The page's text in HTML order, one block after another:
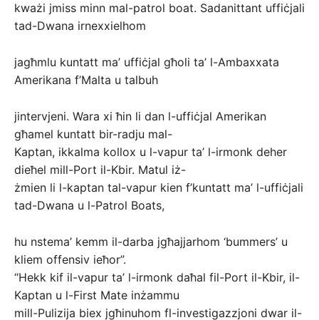
kważi jmiss minn mal-patrol boat. Sadanittant uffiċjali
tad-Dwana irnexxielhom
jagħmlu kuntatt ma’ uffiċjal għoli ta’ l-Ambaxxata
Amerikana f’Malta u talbuh
jintervjeni. Wara xi ħin li dan l-uffiċjal Amerikan
għamel kuntatt bir-radju mal-
Kaptan, ikkalma kollox u l-vapur ta’ l-irmonk deher
dieħel mill-Port il-Kbir. Matul iż-
żmien li l-kaptan tal-vapur kien f’kuntatt ma’ l-uffiċjali
tad-Dwana u l-Patrol Boats,
hu nstema’ kemm il-darba jgħajjarhom ‘bummers’ u
kliem offensiv ieħor”.
“Hekk kif il-vapur ta’ l-irmonk daħal fil-Port il-Kbir, il-
Kaptan u l-First Mate inżammu
mill-Pulizija biex jgħinuhom fl-investigazzjoni dwar il-